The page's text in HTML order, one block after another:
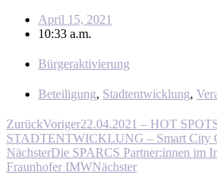
April 15, 2021
10:33 a.m.
Bürgeraktivierung
Beteiligung, Stadtentwicklung,
ZurückVoriger22.04.2021 – HOT
STADTENTWICKLUNG – Smart City
NächsterDie SPARCS Partner:innen im
Fraunhofer IMWNächster